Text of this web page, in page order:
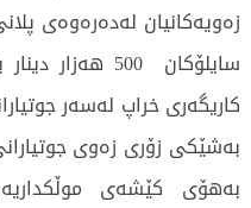
زەویەکانیان لەدەرەوەی
سایلۆکان 500
کاریگەری خراپ لەسەر
بەشێکی زۆری زەوی
بەهۆی کێشەی